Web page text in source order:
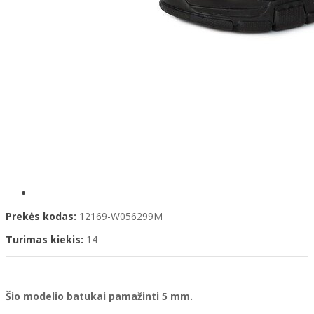
Prekės kodas: 12169-W056299M
Turimas kiekis: 14
Šio modelio batukai pamažinti 5 mm.